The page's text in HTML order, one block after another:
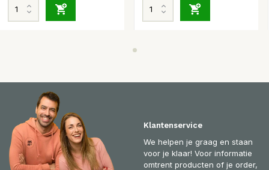
Klantenservice
We helpen je graag en staan
voor je klaar! Voor informatie
omtrent producten of je order,